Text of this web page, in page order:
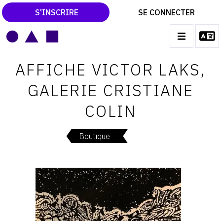
S'INSCRIRE SE CONNECTER
navigation
CATALOGUES RAISONNÉS
LES EXPOSITIONS
LES VERNISSAGES
ARCHIVES DES EXPOSITIONS
LIBRAIRIE : LIVRES & CATALOGUES
LEXIQUE ARTISTIQUE
AFFICHE VICTOR LAKS,
GALERIE CRISTIANE
COLIN
Boutique